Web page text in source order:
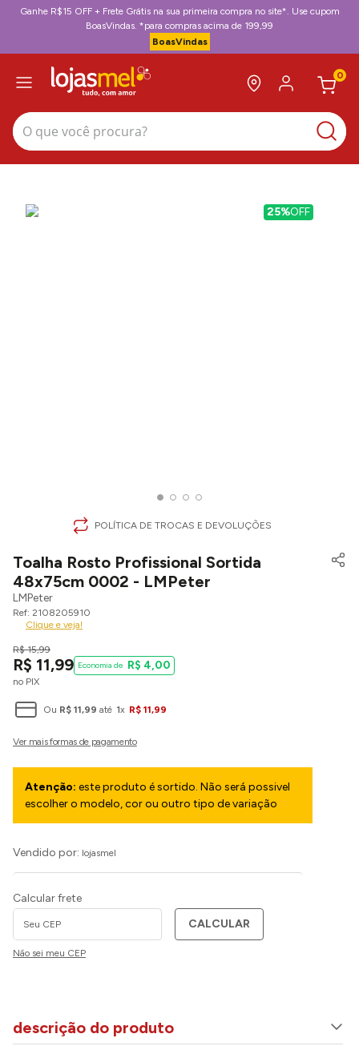
Ganhe R$15 OFF + Frete Grátis na sua primeira compra no site*. Use cupom
BoasVindas. *para compras acima de 199,99
BoasVindas
0
O que você procura?
25%OFF
POLÍTICA DE TROCAS E DEVOLUÇÕES
Toalha Rosto Profissional Sortida
48x75cm 0002 - LMPeter
LMPeter
2108205910
Clique e veja!
R$ 15,99
R$ 11,99
no PIX
R$ 4,00
Ou R$ 11,99 até 1x R$ 11,99
Atenção: este produto é sortido. Não será possivel
escolher o modelo, cor ou outro tipo de variação
Vendido por: lojasmel
Calcular frete
CALCULAR
Não sei meu CEP
descrição do produto